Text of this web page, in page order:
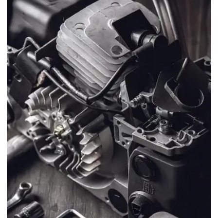
Lâmina para roçadeira husqvarna
Lâmina para roçadeira importada
Lâmina para roçadeira lira
Lâmina para roçadeira nakashi
Lâmina de roçadeira preço
Lâmina para roçadeira em sp
Lâmina para roçadeira stihl
Lâmina para roçadeira tekna
Lâmina para roçadeira terra
Lâmina para roçadeira toyama
Lâmina para roçadeira vulcan